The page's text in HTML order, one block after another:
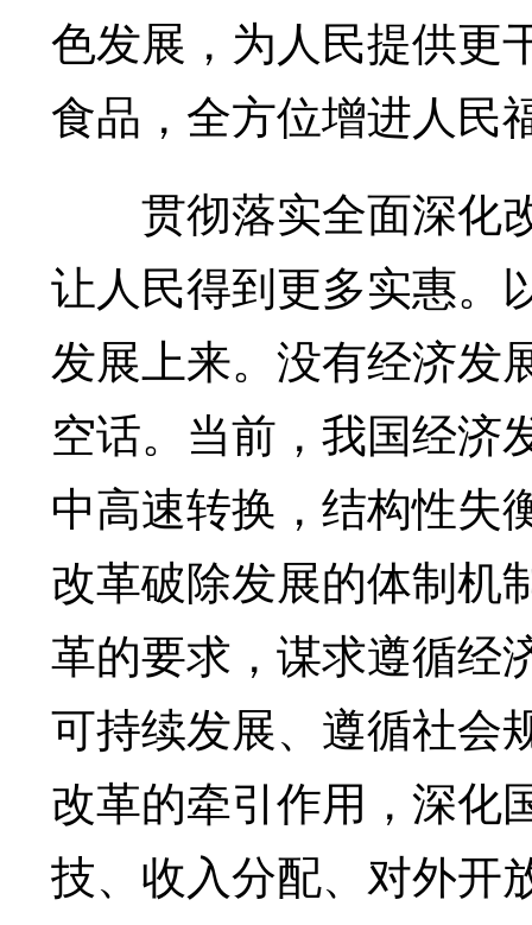
色发展，为人民提供更
食品，全方位增进人民
贯彻落实全面深化
让人民得到更多实惠。
发展上来。没有经济发
空话。当前，我国经济
中高速转换，结构性失
改革破除发展的体制机
革的要求，谋求遵循经
可持续发展、遵循社会
改革的牵引作用，深化
技、收入分配、对外开